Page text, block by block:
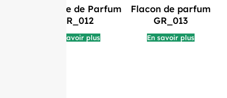
Bouteille de Parfum
GR_012
En savoir plus
Flacon de parfum
GR_013
En savoir plus